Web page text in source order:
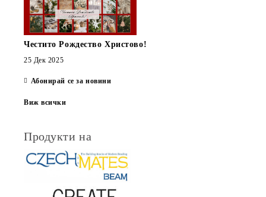
Честито Рождество Христово!
25 Дек 2025
Абонирай се за новини
Виж всички
Продукти на